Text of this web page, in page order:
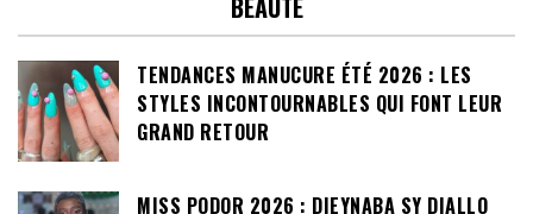
TENDANCES MANUCURE ÉTÉ 2026 : LES
STYLES INCONTOURNABLES QUI FONT LEUR
GRAND RETOUR
MISS PODOR 2026 : DIEYNABA SY DIALLO